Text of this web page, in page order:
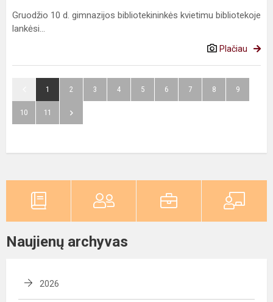
Gruodžio 10 d. gimnazijos bibliotekininkės kvietimu bibliotekoje
lankėsi...
Plačiau
1 2 3 4 5 6 7 8 9
10 11
Naujienų archyvas
2026